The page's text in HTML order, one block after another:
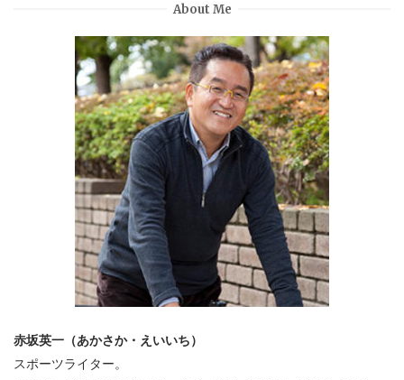
About Me
赤坂英一（あかさか・えいいち）
スポーツライター。